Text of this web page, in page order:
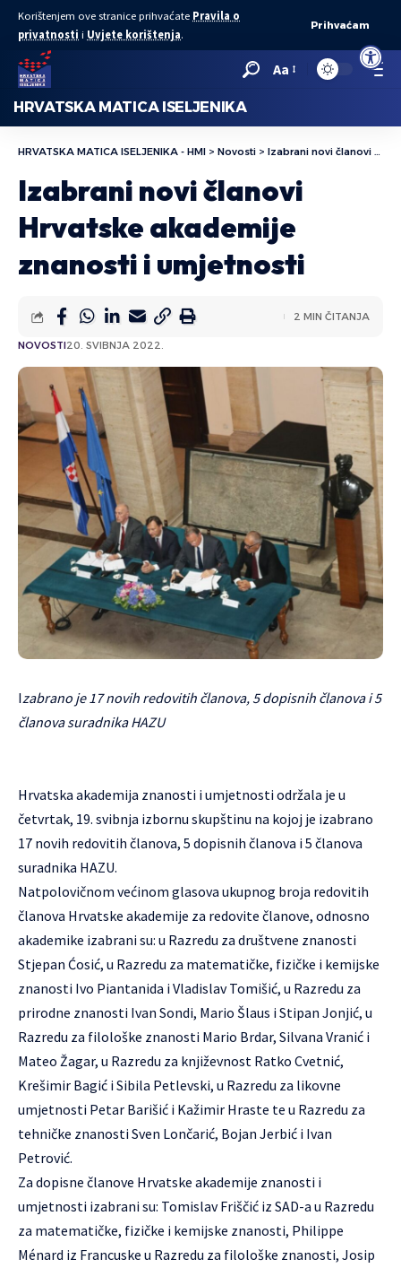
Open
Korištenjem ove stranice prihvaćate Pravila o
privatnosti i Uvjete korištenja.
Prihvaćam
Aa
HRVATSKA MATICA ISELJENIKA
HRVATSKA MATICA ISELJENIKA - HMI > Novosti > Izabrani novi članovi Hrvatske akademije znanosti i umjetnosti
Izabrani novi članovi
Hrvatske akademije
znanosti i umjetnosti
NOVOSTI20. SVIBNJA 2022.
2 MIN ČITANJA
Izabrano je 17 novih redovitih članova, 5 dopisnih članova i 5
članova suradnika HAZU
Hrvatska akademija znanosti i umjetnosti održala je u
četvrtak, 19. svibnja izbornu skupštinu na kojoj je izabrano
17 novih redovitih članova, 5 dopisnih članova i 5 članova
suradnika HAZU.
Natpolovičnom većinom glasova ukupnog broja redovitih
članova Hrvatske akademije za redovite članove, odnosno
akademike izabrani su: u Razredu za društvene znanosti
Stjepan Ćosić, u Razredu za matematičke, fizičke i kemijske
znanosti Ivo Piantanida i Vladislav Tomišić, u Razredu za
prirodne znanosti Ivan Sondi, Mario Šlaus i Stipan Jonjić, u
Razredu za filološke znanosti Mario Brdar, Silvana Vranić i
Mateo Žagar, u Razredu za književnost Ratko Cvetnić,
Krešimir Bagić i Sibila Petlevski, u Razredu za likovne
umjetnosti Petar Barišić i Kažimir Hraste te u Razredu za
tehničke znanosti Sven Lončarić, Bojan Jerbić i Ivan
Petrović.
Za dopisne članove Hrvatske akademije znanosti i
umjetnosti izabrani su: Tomislav Friščić iz SAD-a u Razredu
za matematičke, fizičke i kemijske znanosti, Philippe
Ménard iz Francuske u Razredu za filološke znanosti, Josip